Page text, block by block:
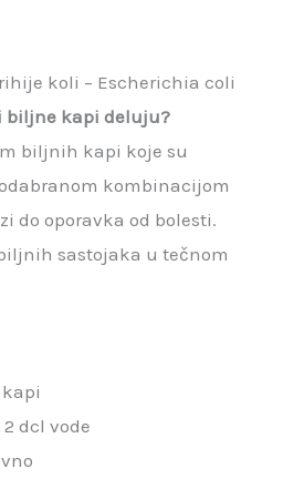
koli – Escherichia coli
biljne kapi deluju?
biljnih kapi koje su
kombinacijom
do oporavka od bolesti.
sastojaka u tečnom
dcl vode